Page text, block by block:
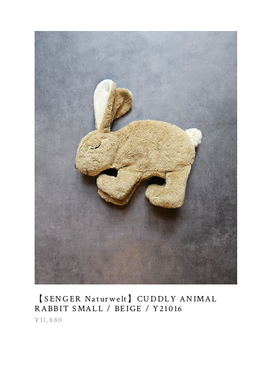
【SENGER Naturwelt】CUDDLY ANIMAL
RABBIT SMALL / BEIGE / Y21016
¥11,880